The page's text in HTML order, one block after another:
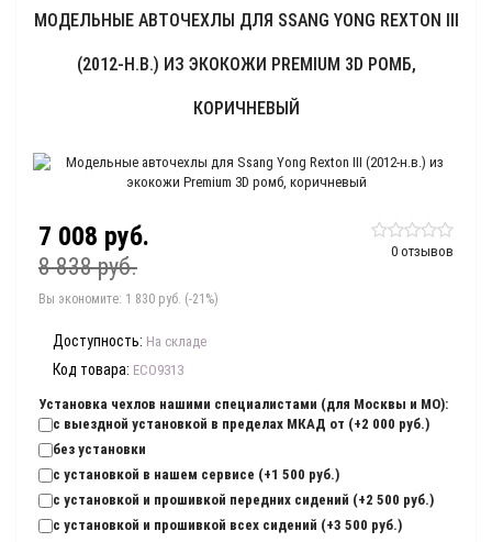
МОДЕЛЬНЫЕ АВТОЧЕХЛЫ ДЛЯ SSANG YONG REXTON III
(2012-Н.В.) ИЗ ЭКОКОЖИ PREMIUM 3D РОМБ,
КОРИЧНЕВЫЙ
0 отзывов
7 008 руб.
8 838 руб.
Вы экономите: 1 830 руб. (-21%)
Доступность: На складе
Код товара: ECO9313
Установка чехлов нашими специалистами (для Москвы и МО):
с выездной установкой в пределах МКАД от (+2 000 руб.)
без установки
с установкой в нашем сервисе (+1 500 руб.)
с установкой и прошивкой передних сидений (+2 500 руб.)
с установкой и прошивкой всех сидений (+3 500 руб.)